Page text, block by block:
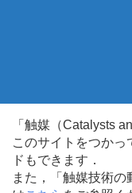
「触媒（Catalysts
このサイトをつか
ドもできます．
また，「触媒技術